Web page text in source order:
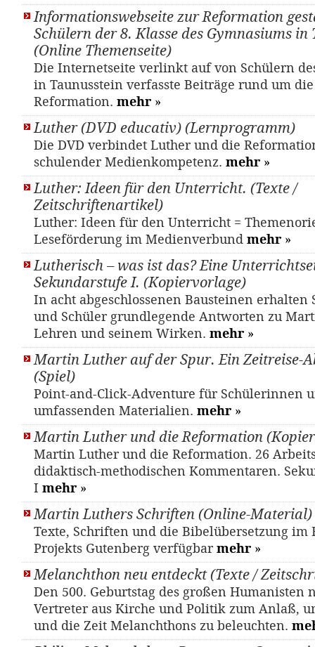
Informationswebseite zur Reformation
Schülern der 8. Klasse des Gymnasiums in
(Online Themenseite)
Die Internetseite verlinkt auf von Schülern
in Taunusstein verfasste Beiträge rund um die
Reformation. mehr »
Luther (DVD educativ) (Lernprogramm)
Die DVD verbindet Luther und die
schulender Medienkompetenz. mehr »
Luther: Ideen für den Unterricht. (Texte /
Zeitschriftenartikel)
Luther: Ideen für den Unterricht =
Leseförderung im Medienverbund mehr »
Lutherisch – was ist das? Eine
Sekundarstufe I. (Kopiervorlage)
In acht abgeschlossenen Bausteinen erhalten
und Schüler grundlegende Antworten zu
Lehren und seinem Wirken. mehr »
Martin Luther auf der Spur. Ein Zeitreise-
(Spiel)
Point-and-Click-Adventure für Schülerinnen
umfassenden Materialien. mehr »
Martin Luther und die Reformation
Martin Luther und die Reformation. 26
didaktisch-methodischen Kommentaren.
I mehr »
Martin Luthers Schriften (Online-Material)
Texte, Schriften und die Bibelübersetzung im
Projekts Gutenberg verfügbarmehr »
Melanchthon neu entdeckt (Texte /
Den 500. Geburtstag des großen Humanisten
Vertreter aus Kirche und Politik zum Anlaß,
und die Zeit Melanchthons zu beleuchten.